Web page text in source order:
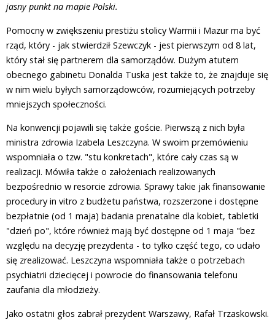
jasny punkt na mapie Polski.
Pomocny w zwiększeniu prestiżu stolicy Warmii i Mazur ma być
rząd, który - jak stwierdził Szewczyk - jest pierwszym od 8 lat,
który stał się partnerem dla samorządów. Dużym atutem
obecnego gabinetu Donalda Tuska jest także to, że znajduje się
w nim wielu byłych samorządowców, rozumiejących potrzeby
mniejszych społeczności.
Na konwencji pojawili się także goście. Pierwszą z nich była
ministra zdrowia Izabela Leszczyna. W swoim przemówieniu
wspomniała o tzw. "stu konkretach", które cały czas są w
realizacji. Mówiła także o założeniach realizowanych
bezpośrednio w resorcie zdrowia. Sprawy takie jak finansowanie
procedury in vitro z budżetu państwa, rozszerzone i dostępne
bezpłatnie (od 1 maja) badania prenatalne dla kobiet, tabletki
"dzień po", które również mają być dostępne od 1 maja "bez
względu na decyzję prezydenta - to tylko część tego, co udało
się zrealizować. Leszczyna wspomniała także o potrzebach
psychiatrii dziecięcej i powrocie do finansowania telefonu
zaufania dla młodzieży.
Jako ostatni głos zabrał prezydent Warszawy, Rafał Trzaskowski.